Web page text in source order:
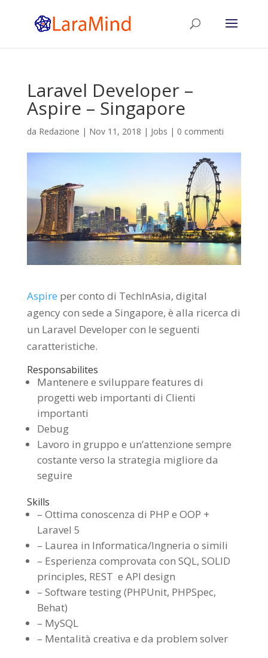
Laravel Developer –
Aspire – Singapore
da Redazione | Nov 11, 2018 | Jobs | 0 commenti
Aspire per conto di TechInAsia, digital
agency con sede a Singapore, è alla ricerca di
un Laravel Developer con le seguenti
caratteristiche.
Responsabilites
Mantenere e sviluppare features di
progetti web importanti di Clienti
importanti
Debug
Lavoro in gruppo e un’attenzione sempre
costante verso la strategia migliore da
seguire
Skills
– Ottima conoscenza di PHP e OOP +
Laravel 5
– Laurea in Informatica/Ingneria o simili
– Esperienza comprovata con SQL, SOLID
principles, REST e API design
– Software testing (PHPUnit, PHPSpec,
Behat)
– MySQL
– Mentalità creativa e da problem solver